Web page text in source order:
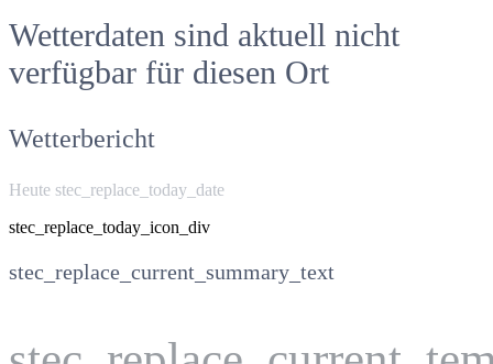
Wetterdaten sind aktuell nicht
verfügbar für diesen Ort
Wetterbericht
Heute stec_replace_today_date
stec_replace_today_icon_div
stec_replace_current_summary_text